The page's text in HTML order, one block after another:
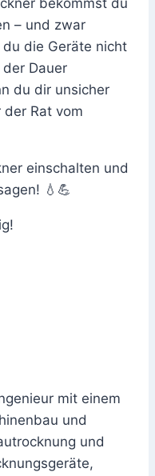
bekommst du
– und zwar
die Geräte nicht
Dauer
du dir unsicher
Rat vom
einschalten und
💧💪
mit einem
und
und